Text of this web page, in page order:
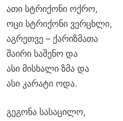
ათი სტრიქონი ოქრო,
ოცი სტრიქონი ვერცხლი,
აგრეთვე – ქარიზმათა
შაირი საშენო და
ასი მისხალი ზმა და
ასი კარატი ოდა.
გეგონა სასაცილო,